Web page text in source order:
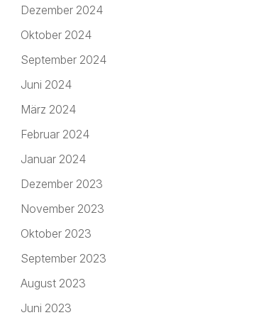
Dezember 2024
Oktober 2024
September 2024
Juni 2024
März 2024
Februar 2024
Januar 2024
Dezember 2023
November 2023
Oktober 2023
September 2023
August 2023
Juni 2023